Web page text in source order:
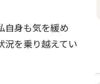
自身も気を緩め
況を乗り越えてい